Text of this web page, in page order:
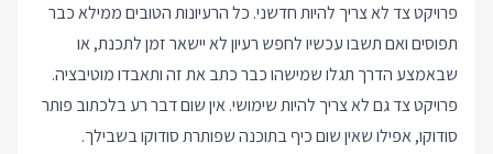
פרויקט צד לא צריך להיות חדשני. כל הרעיונות הטובים ממילא כבר
תפוסים ואם תשבו עכשיו לחפש רעיון לא יישאר זמן לתכנת, או
שבאמצע הדרך תגלו שמישהו כבר כתב את זה ותאבדו מוטיבציה.
פרויקט צד גם לא צריך להיות שימושי. אין שום דבר רע בלכתוב פותר
סודוקו, אפילו שאין שום כיף בתוכנה שפותרת סודוקו בשבילך.